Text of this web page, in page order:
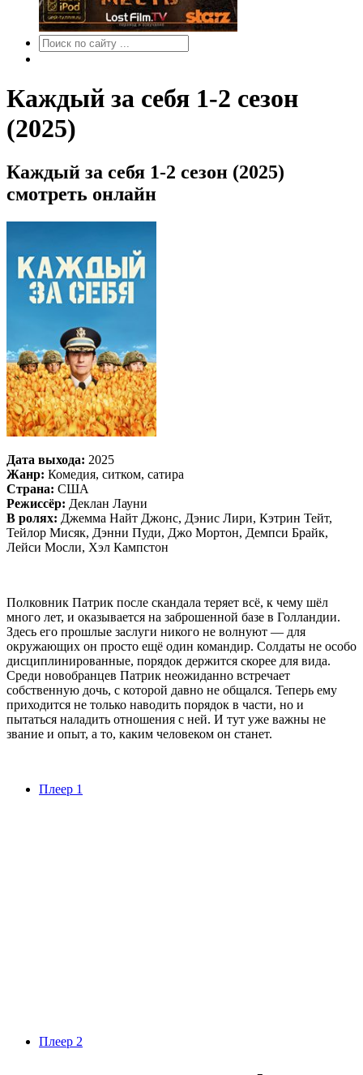
Каждый за себя 1-2 сезон
(2025)
Каждый за себя 1-2 сезон (2025)
смотреть онлайн
Дата выхода: 2025
Жанр: Комедия, ситком, сатира
Страна: США
Режиссёр: Деклан Лауни
В ролях: Джемма Найт Джонс, Дэнис Лири, Кэтрин Тейт,
Тейлор Мисяк, Дэнни Пуди, Джо Мортон, Демпси Брайк,
Лейси Мосли, Хэл Кампстон
Полковник Патрик после скандала теряет всё, к чему шёл
много лет, и оказывается на заброшенной базе в Голландии.
Здесь его прошлые заслуги никого не волнуют — для
окружающих он просто ещё один командир. Солдаты не особо
дисциплинированные, порядок держится скорее для вида.
Среди новобранцев Патрик неожиданно встречает
собственную дочь, с которой давно не общался. Теперь ему
приходится не только наводить порядок в части, но и
пытаться наладить отношения с ней. И тут уже важны не
звание и опыт, а то, каким человеком он станет.
Плеер 1
Плеер 2